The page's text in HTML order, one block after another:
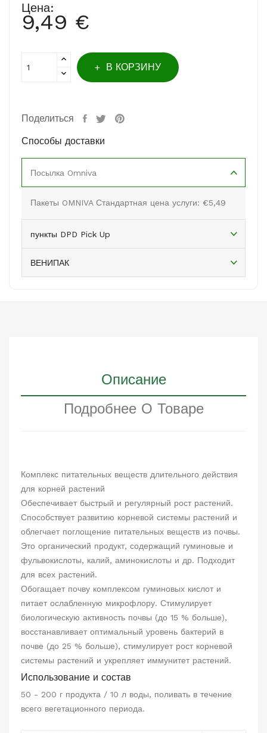
Цена:
9,49 €
В КОРЗИНУ
Поделиться
Способы доставки
Посылка Omniva
Пакеты OMNIVA Стандартная цена услуги: €5,49
пункты DPD Pick Up
ВЕНИПАК
Описание
Подробнее О Товаре
Комплекс питательных веществ длительного действия
для корней растений
Обеспечивает быстрый и регулярный рост растений.
Способствует развитию корневой системы растений и
облегчает поглощение питательных веществ из почвы.
Это органический продукт, содержащий гуминовые и
фульвокислоты, калий, аминокислоты и др. Подходит
для всех растений.
Обогащает почву комплексом гуминовых кислот и
питает ослабленную микрофлору. Стимулирует
биологическую активность почвы (до 15 % больше),
восстанавливает оптимальный уровень бактерий в
почве (до 25 % больше), стимулирует рост корневой
системы растений и укрепляет иммунитет растений.
Использование и состав
50 - 200 г продукта / 10 л воды, поливать в течение
всего вегетационного периода.